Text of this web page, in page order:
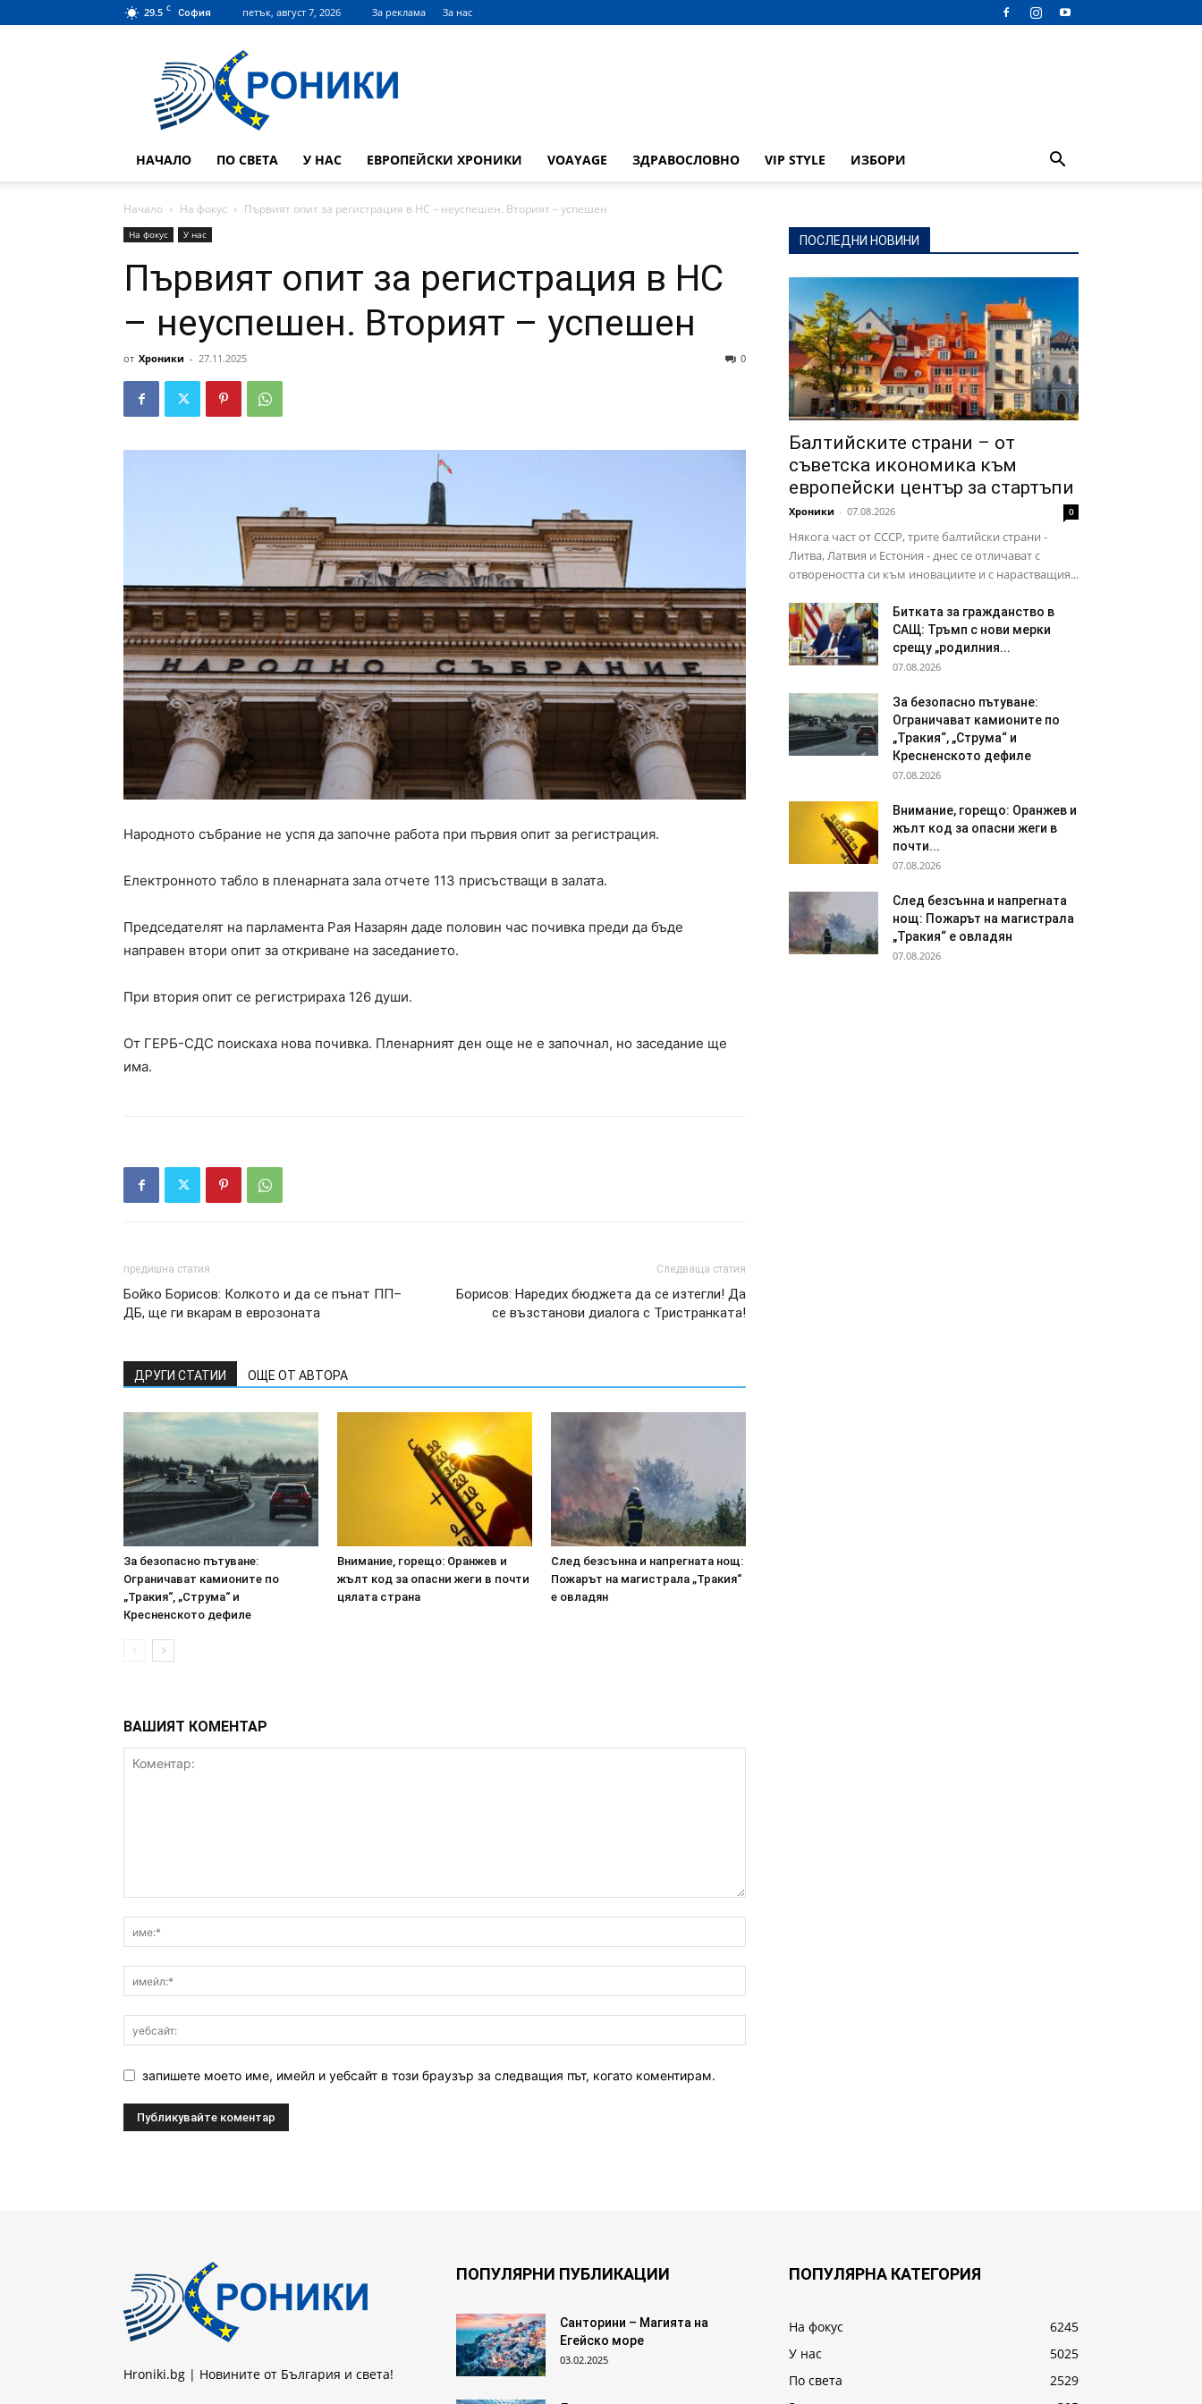
29.5 C София петък, август 7, 2026 За реклама За нас
НАЧАЛО ПО СВЕТА У НАС ЕВРОПЕЙСКИ ХРОНИКИ VOAYAGE ЗДРАВОСЛОВНО VIP STYLE ИЗБОРИ
Начало На фокус Първият опит за регистрация в НС – неуспешен. Вторият – успешен
На фокус У нас
Първият опит за регистрация в НС
– неуспешен. Вторият – успешен
от Хроники - 27.11.2025 0
Народното събрание не успя да започне работа при първия опит за регистрация.
Електронното табло в пленарната зала отчете 113 присъстващи в залата.
Председателят на парламента Рая Назарян даде половин час почивка преди да бъде
направен втори опит за откриване на заседанието.
При втория опит се регистрираха 126 души.
От ГЕРБ-СДС поискаха нова почивка. Пленарният ден още не е започнал, но заседание ще
има.
предишна статия
Бойко Борисов: Колкото и да се пънат ПП–
ДБ, ще ги вкарам в еврозоната
Следваща статия
Борисов: Наредих бюджета да се изтегли! Да
се възстанови диалога с Тристранката!
ДРУГИ СТАТИИ ОЩЕ ОТ АВТОРА
За безопасно пътуване:
Ограничават камионите по
„Тракия“, „Струма“ и
Кресненското дефиле
Внимание, горещо: Оранжев и
жълт код за опасни жеги в почти
цялата страна
След безсънна и напрегната нощ:
Пожарът на магистрала „Тракия“
е овладян
ВАШИЯТ КОМЕНТАР
запишете моето име, имейл и уебсайт в този браузър за следващия път, когато коментирам.
ПОСЛЕДНИ НОВИНИ
Балтийските страни – от
съветска икономика към
европейски център за стартъпи
Хроники - 07.08.2026 0
Някога част от СССР, трите балтийски страни -
Литва, Латвия и Естония - днес се отличават с
отвореността си към иновациите и с нарастващия...
Битката за гражданство в
САЩ: Тръмп с нови мерки
срещу „родилния...
07.08.2026
За безопасно пътуване:
Ограничават камионите по
„Тракия“, „Струма“ и
Кресненското дефиле
07.08.2026
Внимание, горещо: Оранжев и
жълт код за опасни жеги в
почти...
07.08.2026
След безсънна и напрегната
нощ: Пожарът на магистрала
„Тракия“ е овладян
07.08.2026
Hroniki.bg | Новините от България и света!
ПОПУЛЯРНИ ПУБЛИКАЦИИ
Санторини – Магията на
Егейско море
03.02.2025
ПОПУЛЯРНА КАТЕГОРИЯ
На фокус
6245
У нас
5025
По света
2529